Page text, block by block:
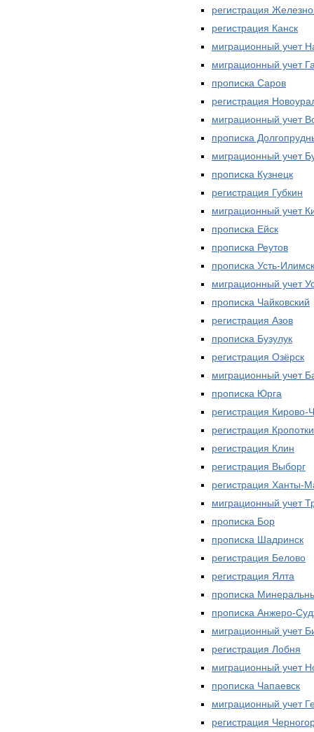
регистрация
регистрация Канск
миграционный учет
миграционный учет
прописка Саров
регистрация
миграционный учет
прописка
миграционный учет
прописка Кузнецк
регистрация Губкин
миграционный учет
прописка Ейск
прописка Реутов
прописка Усть-Илимск
миграционный учет
прописка Чайковский
регистрация Азов
прописка Бузулук
регистрация Озёрск
миграционный учет
прописка Юрга
регистрация Кирово-
регистрация
регистрация Клин
регистрация Выборг
регистрация Ханты-
миграционный учет
прописка Бор
прописка Шадринск
регистрация Белово
регистрация Ялта
прописка
прописка Анжеро-
миграционный учет
регистрация Лобня
миграционный учет
прописка Чапаевск
миграционный учет
регистрация